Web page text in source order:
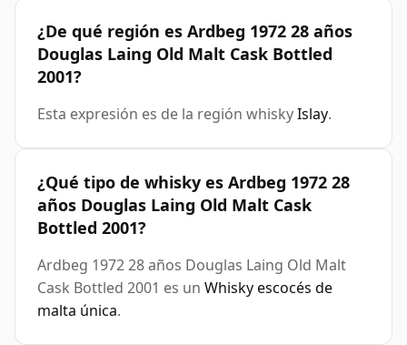
¿De qué región es Ardbeg 1972 28 años
Douglas Laing Old Malt Cask Bottled
2001?
Esta expresión es de la región whiskyIslay.
¿Qué tipo de whisky es Ardbeg 1972 28
años Douglas Laing Old Malt Cask
Bottled 2001?
Ardbeg 1972 28 años Douglas Laing Old Malt
Cask Bottled 2001 es un Whisky escocés de
malta única.